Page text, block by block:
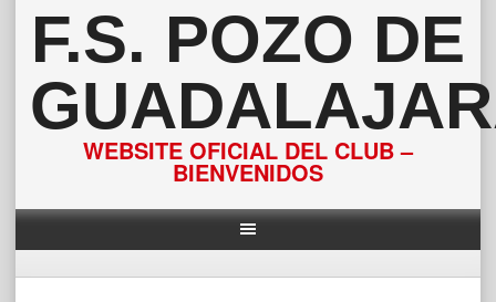
F.S. POZO DE
WEBSITE OFICIAL DEL CLUB –
BIENVENIDOS